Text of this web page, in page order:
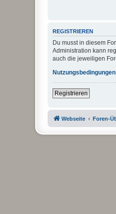
REGISTRIEREN
Du musst in diesem
Administration kann
auch die jeweiligen
Nutzungsbedingungen
Registrieren
Webseite Foren-